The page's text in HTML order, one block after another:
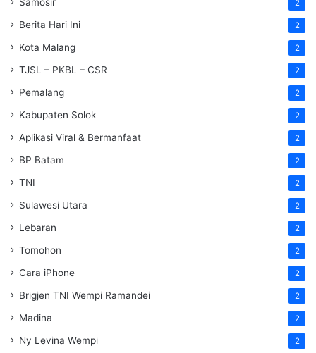
2
Berita Hari Ini 2
Kota Malang 2
TJSL – PKBL – CSR 2
Pemalang 2
Kabupaten Solok 2
Aplikasi Viral & Bermanfaat 2
BP Batam 2
TNI 2
Sulawesi Utara 2
Lebaran 2
Tomohon 2
Cara iPhone 2
Brigjen TNI Wempi Ramandei 2
Madina 2
Ny Levina Wempi 2